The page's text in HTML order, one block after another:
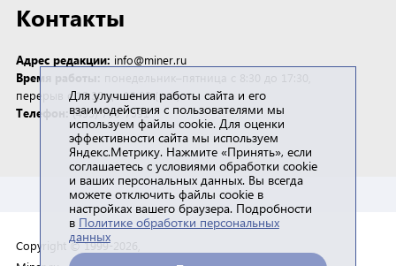
Контакты
Адрес редакции: info@miner.ru
Время работы:
перерыв с 12:30 до 13:30 (мск)
Телефон: (495) 790-7591
Copyright © 1999-2026,
Для улучшения работы сайта и его
взаимодействия с пользователями мы
используем файлы cookie. Для оценки
эффективности сайта мы используем
Яндекс.Метрику. Нажмите «Принять», если
соглашаетесь с условиями обработки cookie
и ваших персональных данных. Вы всегда
можете отключить файлы cookie в
настройках вашего браузера. Подробности
в Политике обработки персональных
данных